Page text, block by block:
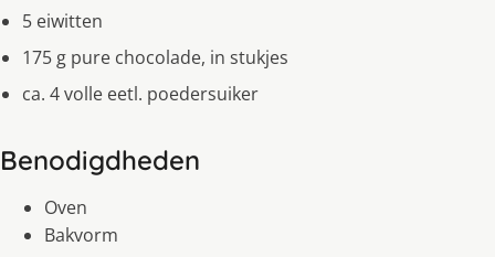
5 eiwitten
175 g pure chocolade, in stukjes
ca. 4 volle eetl. poedersuiker
Benodigdheden
Oven
Bakvorm